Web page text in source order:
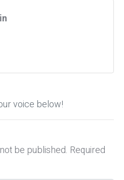
voice below!
be published. Required